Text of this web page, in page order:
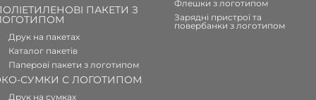
ПАКЕТИ З
Друк на пакетах
Каталог пакетів
Паперові пакети з логотипом
СУМКИ С ЛОГОТИПОМ
Друк на сумках
Флешки з логотипом
Зарядні пристрої та
повербанки з логотипом